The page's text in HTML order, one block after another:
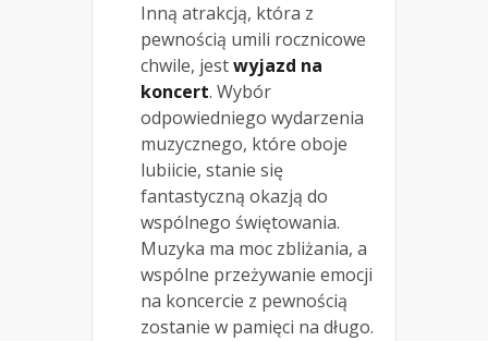
Inną atrakcją, która z
pewnością umili rocznicowe
chwile, jestwyjazd na
koncert. Wybór
odpowiedniego wydarzenia
muzycznego, które oboje
lubiicie, stanie się
fantastyczną okazją do
wspólnego świętowania.
Muzyka ma moc zbliżania, a
wspólne przeżywanie emocji
na koncercie z pewnością
zostanie w pamięci na długo.